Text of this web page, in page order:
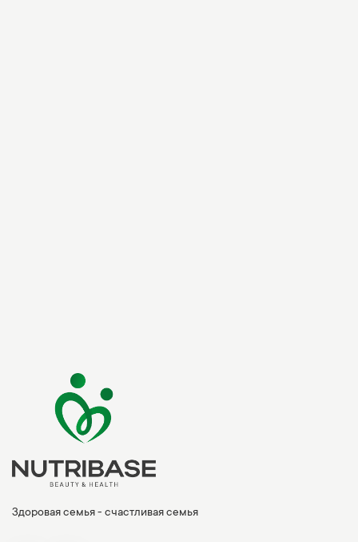
Здоровая семья - счастливая семья